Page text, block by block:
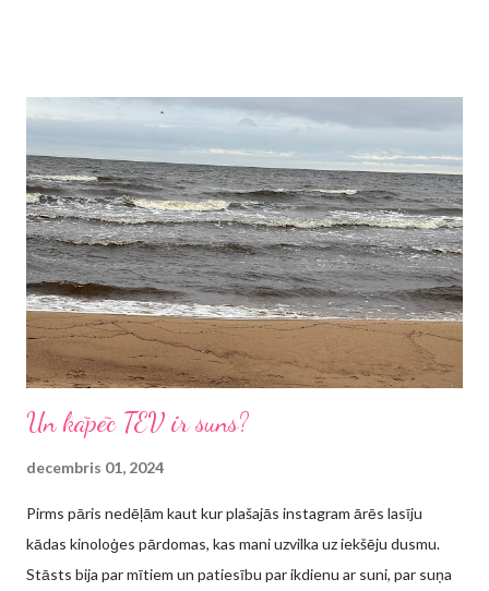
skolēniem ir ārpusstundu nodarbības, patīk, ka viņi var attīstīt
savu talantu un ik pa reizei savos panākumos dalīties ar
apkārtējiem. Kur gan labāk lai savu dziedātprasmi/dejotprasmi lai
parāda, ja ne svētkos? Mēs joprojām dzīvojam ekonomiskās
krīzes apstākļos, taču kāds ierēdnis bija noteicis, ka "svētkiem
būt". Man jau pirmajā un vienīgajā sapulcē "nolaidās rokas...
Un kāpēc TEV ir suns?
decembris 01, 2024
Pirms pāris nedēļām kaut kur plašajās instagram ārēs lasīju
kādas kinoloģes pārdomas, kas mani uzvilka uz iekšēju dusmu.
Stāsts bija par mītiem un patiesību par ikdienu ar suni, par suņa